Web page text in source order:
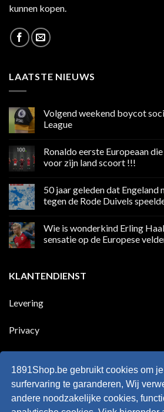
kunnen kopen.
LAATSTE NIEUWS
Volgend weekend boycot
League
op
weekend
media
in
Premier
Ronaldo eerste Europeaan
voor zijn land scoort !!!
op
Ronaldo
eerste
meer
100
land
scoort
50 jaar geleden dat Engeland
tegen de Rode Duivels
op
jaar
nog
eens
tegen
Wie is wonderkind Erling
sensatie op de Europese
Wie
is
Haaland,
Europese
KLANTENDIENST
Levering
Privacy
Retourneren
1891Shop.be gebruikt cookies om
surfervaring te garanderen, Wij
andere noodzakelijke cookies,